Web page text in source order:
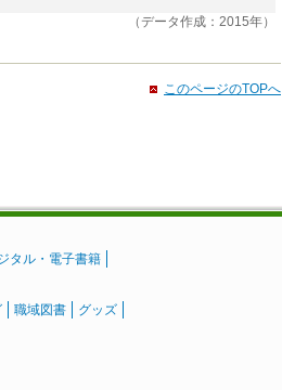
（データ作成：2015年）
このページのTOPへ
タル・電子書籍
職域図書 グッズ